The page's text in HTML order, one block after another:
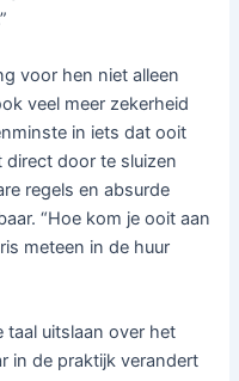
voor hen niet alleen
veel meer zekerheid
in iets dat ooit
door te sluizen
regels en absurde
“Hoe kom je ooit aan
meteen in de huur
taal uitslaan over het
in de praktijk verandert